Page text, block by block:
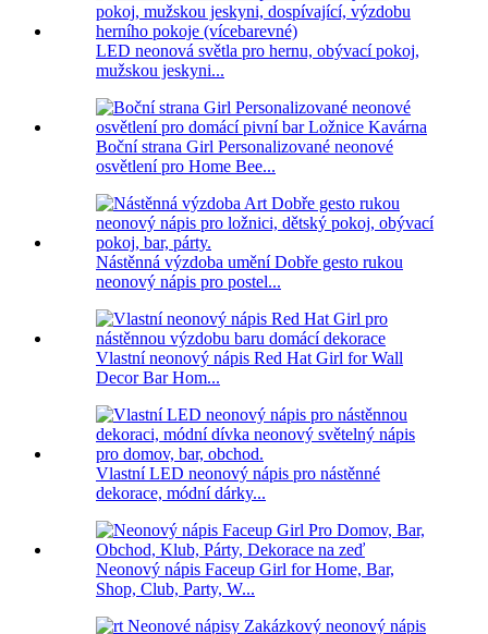
LED neonová světla pro hernu, obývací pokoj,
mužskou jeskyni...
Boční strana Girl Personalizované neonové
osvětlení pro Home Bee...
Nástěnná výzdoba umění Dobře gesto rukou
neonový nápis pro postel...
Vlastní neonový nápis Red Hat Girl for Wall
Decor Bar Hom...
Vlastní LED neonový nápis pro nástěnné
dekorace, módní dárky...
Neonový nápis Faceup Girl for Home, Bar,
Shop, Club, Party, W...